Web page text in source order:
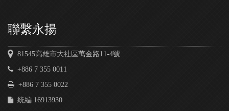
聯繫永揚
81545高雄市大社區萬金路11-4號
+886 7 355 0011
+886 7 355 0022
統編 16913930